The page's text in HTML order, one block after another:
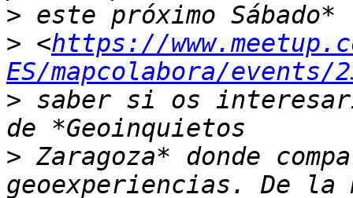
>
> <https://
ES/mapcolabora/events/
> saber si os
> Zaragoza* donde